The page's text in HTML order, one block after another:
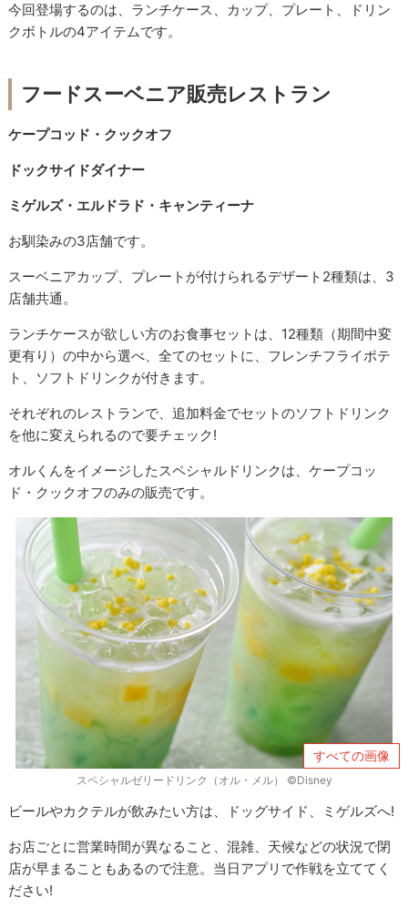
今回登場するのは、ランチケース、カップ、プレート、ドリン
クボトルの4アイテムです。
フードスーベニア販売レストラン
ケープコッド・クックオフ
ドックサイドダイナー
ミゲルズ・エルドラド・キャンティーナ
お馴染みの3店舗です。
スーベニアカップ、プレートが付けられるデザート2種類は、3
店舗共通。
ランチケースが欲しい方のお食事セットは、12種類（期間中変
更有り）の中から選べ、全てのセットに、フレンチフライポテ
ト、
ソフトドリンクが付きます。
それぞれのレストランで、追加料金でセットのソフトドリンク
を他に変えられるので要チェック!
オルくんをイメージしたスペシャルドリンクは、ケープコッ
ド・クックオフのみの販売です。
すべての画像
スペシャルゼリードリンク（オル・メル） ©Disney
ビールやカクテルが飲みたい方は、ドッグサイド、ミゲルズへ!
お店ごとに営業時間が異なること、混雑、天候などの状況で閉
店が早まることもあるので注意。当日アプリで作戦を立ててく
ださい!